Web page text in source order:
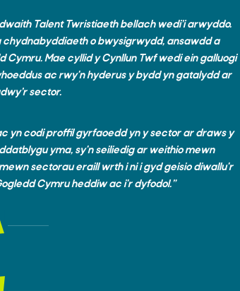
Talent Twristiaeth bellach wedi’i arwyddo.
o bwysigrwydd, ansawdd a
Mae cyllid y Cynllun Twf wedi ein galluogi
ac rwy'n hyderus y bydd yn gatalydd ar
sector.
yn codi proffil gyrfaoedd yn y sector ar draws y
yma, sy'n seiliedig ar weithio mewn
sectorau eraill wrth i ni i gyd geisio diwallu'r
Cymru heddiw ac i'r dyfodol.”